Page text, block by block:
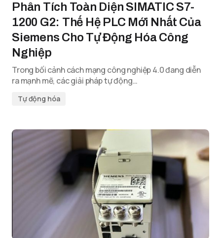
Phân Tích Toàn Diện SIMATIC S7-
1200 G2: Thế Hệ PLC Mới Nhất Của
Siemens Cho Tự Động Hóa Công
Nghiệp
Trong bối cảnh cách mạng công nghiệp 4.0 đang diễn
ra mạnh mẽ, các giải pháp tự động…
Tự động hóa